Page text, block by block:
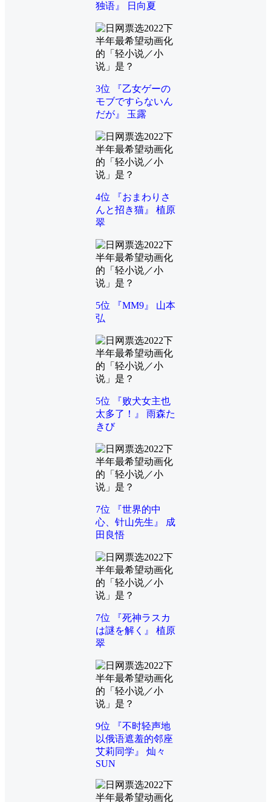
独语』 日向夏
3位 『乙女ゲーの
モブですらないん
だが』 玉露
4位 『おまわりさ
んと招き猫』 植原
翠
5位 『MM9』 山本
弘
5位 『败犬女主也
太多了！』 雨森た
きび
7位 『世界的中
心、针山先生』 成
田良悟
7位 『死神ラスカ
は謎を解く』 植原
翠
9位 『不时轻声地
以俄语遮羞的邻座
艾莉同学』 灿々
SUN